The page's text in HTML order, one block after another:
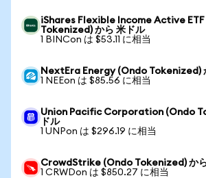
iShares Flexible Income Active
Tokenized) から 米ドル
1 BINCon は $53.11 に相当
NextEra Energy (Ondo Tokenized)
1 NEEon は $85.56 に相当
Union Pacific Corporation (Ondo
ドル
1 UNPon は $296.19 に相当
CrowdStrike (Ondo Tokenized) か
1 CRWDon は $850.27 に相当